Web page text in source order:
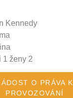
Kennedy
1 ženy 2
O PRÁVA K
PROVOZOVÁNÍ